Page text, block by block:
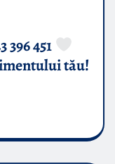
451
tău!